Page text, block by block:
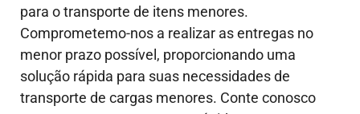
para o transporte de itens menores.
Comprometemo-nos a realizar as entregas no
menor prazo possível, proporcionando uma
solução rápida para suas necessidades de
transporte de cargas menores. Conte conosco